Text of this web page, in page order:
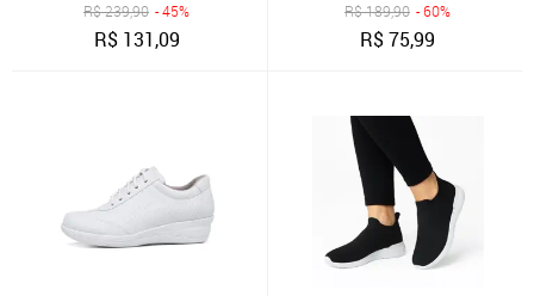
R$239,90 - 45%
R$ 131,09
R$189,90 - 60%
R$75,99